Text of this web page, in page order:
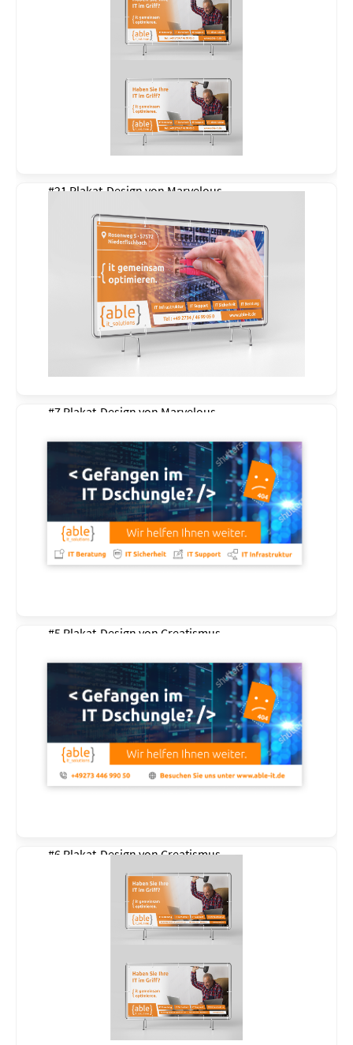
#21 Plakat-Design vonMarvelous
#7 Plakat-Design von Marvelous
#5 Plakat-Design von Creatismus
#6 Plakat-Design vonCreatismus